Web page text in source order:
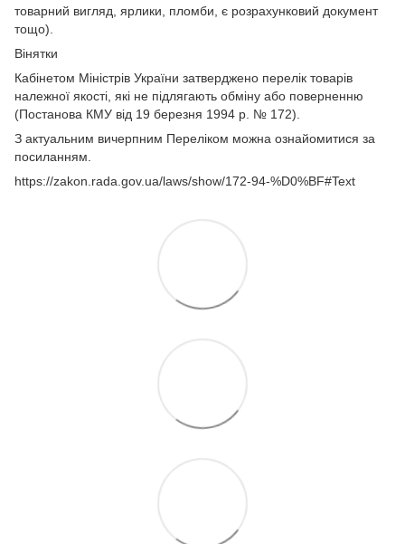
товарний вигляд, ярлики, пломби, є розрахунковий документ
тощо).
Вінятки
Кабінетом Міністрів України затверджено перелік товарів
належної якості, які не підлягають обміну або поверненню
(Постанова КМУ від 19 березня 1994 р. № 172).
З актуальним вичерпним Переліком можна ознайомитися за
посиланням.
https://zakon.rada.gov.ua/laws/show/172-94-%D0%BF#Text